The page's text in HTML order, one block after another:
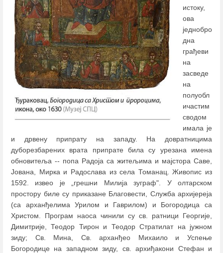
истоку,
ова
једнобро
дна
грађеви
на
засведе
на
полуобл
ичастим
сводом
имала је
и дрвену припрату на западу. На довратницима
дуборезбарених врата припрате била су урезана имена
обновитеља -- попа Радоја са житељима и мајстора Саве,
Јована, Мирка и Радослава из села Томанац. Живопис из
1592. извео је „грешни Милија зуграф". У олтарском
простору биле су приказане Благовести, Служба архијереја
(са арханђелима Урилом и Гаврилом) и Богородица са
Христом. Програм наоса чинили су св. ратници Георгије,
Димитрије, Теодор Тирон и Теодор Стратилат на јужном
зиду; Св. Мина, Св. арханђео Михаило и Успење
Богородице на западном зиду, св. архиђакони Стефан и